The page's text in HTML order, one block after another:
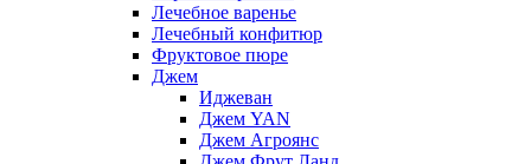
Лечебное варенье
Лечебный конфитюр
Фруктовое пюре
Джем
Иджеван
Джем YAN
Джем Агроянс